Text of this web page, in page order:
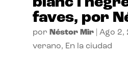
faves, por
por Néstor Mir| Ago 2,
verano, En la ciudad